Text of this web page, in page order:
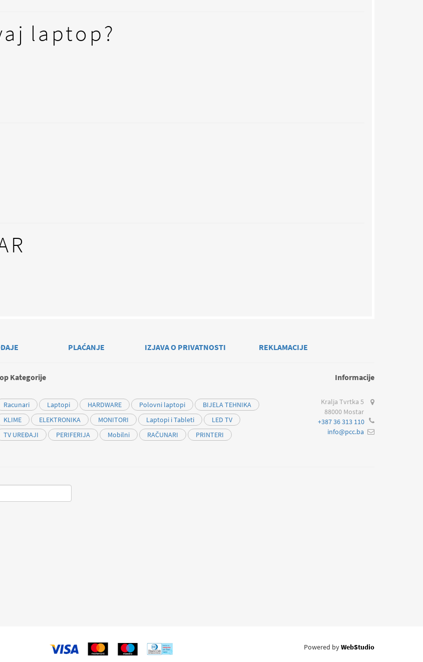
laptop?
PLAĆANJE IZJAVA O PRIVATNOSTI REKLAMACIJE
Kategorije
Racunari Laptopi HARDWARE Polovni laptopi
BIJELA TEHNIKA
KLIME
ELEKTRONIKA MONITORI Laptopi i Tableti
LED TV
TV UREĐAJI
PERIFERIJA Mobilni RAČUNARI PRINTERI
Informacije
Kralja Tvrtka 5
88000 Mostar
+387 36 313 110
info@pcc.ba
Powered byWebStudio